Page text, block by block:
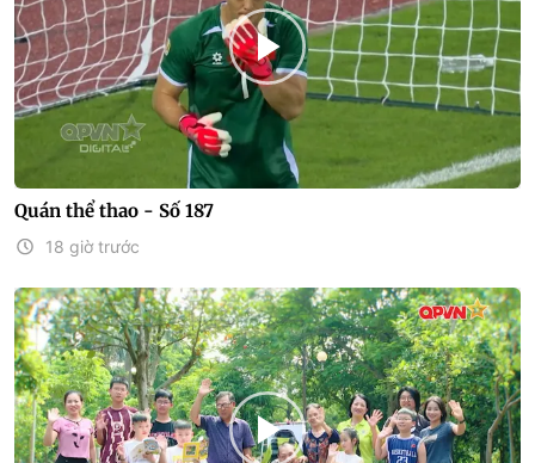
Quán thể thao - Số 187
18 giờ trước